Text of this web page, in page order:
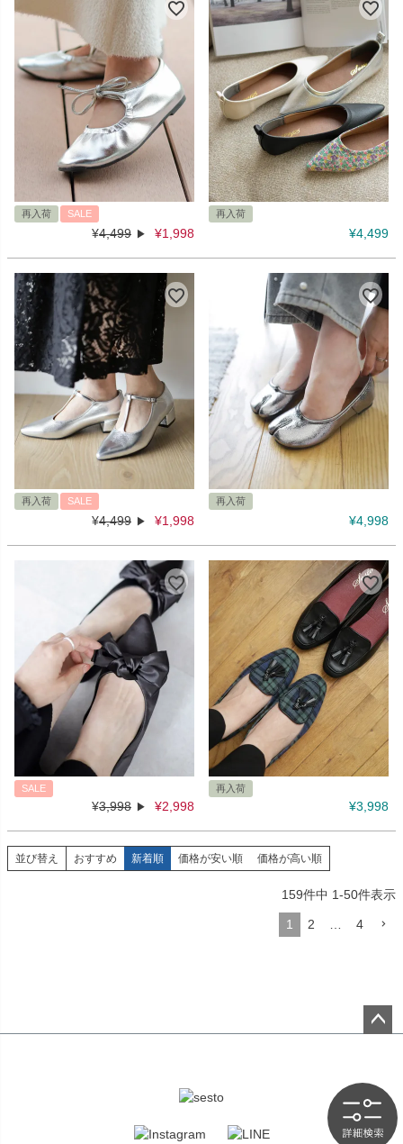
再入荷 SALE
¥4,499 ¥1,998
再入荷
¥4,499
再入荷 SALE
¥4,499 ¥1,998
再入荷
¥4,998
SALE
¥3,998 ¥2,998
再入荷
¥3,998
並び替え おすすめ 新着順 価格が安い順 価格が高い順
159件中 1-50件表示
1 2 4
ップ
へ